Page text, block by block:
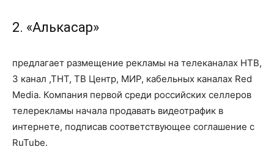
2. «Алькасар»
предлагает размещение рекламы на телеканалах НТВ,
3 канал ,ТНТ, ТВ Центр, МИР, кабельных каналах Red
Media. Компания первой среди российских селлеров
телерекламы начала продавать видеотрафик в
интернете, подписав соответствующее соглашение с
RuTube.